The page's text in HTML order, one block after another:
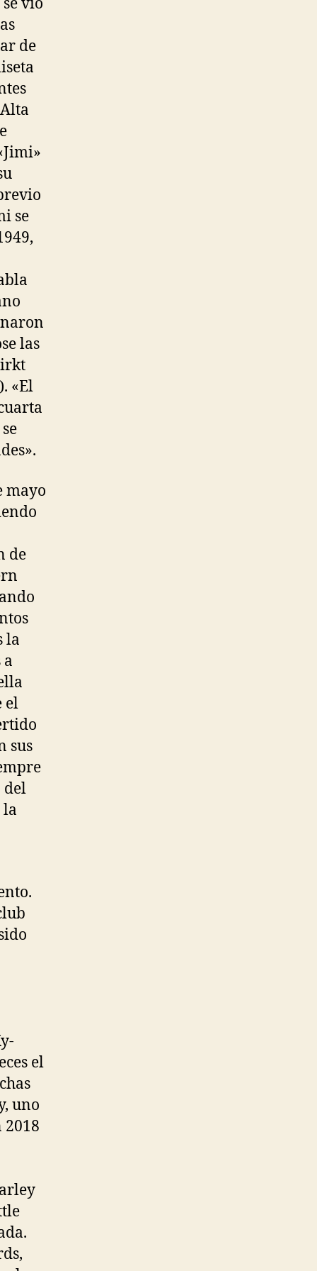
vio
de
se
las
«El
mayo
de
la
a
el
sus
del
la
el
uno
2018